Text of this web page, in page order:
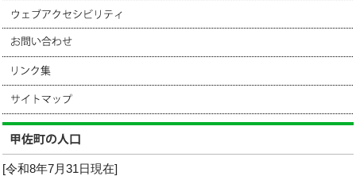
[令和8年7月31日現在]